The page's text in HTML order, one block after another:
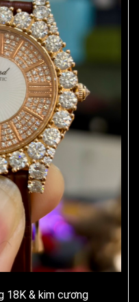
18K & kim cương